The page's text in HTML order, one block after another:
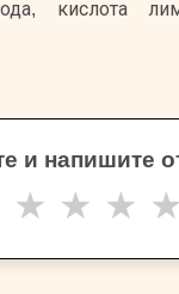
кислота
и напишите
★ ★ ★ ★